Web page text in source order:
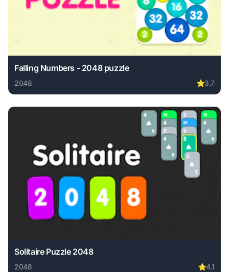
Falling Numbers - 2048 puzzle
2048 ⭐3.7
Play Falling Numbers - 2048 puzzle online free. 2048
Solitaire Puzzle 2048
2048 ⭐4.1